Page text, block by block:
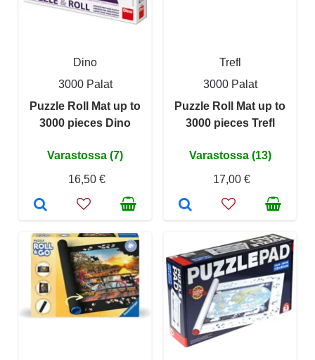
Dino
3000 Palat
Puzzle Roll Mat up to
3000 pieces Dino
Varastossa (7)
16,50 €
Trefl
3000 Palat
Puzzle Roll Mat up to
3000 pieces Trefl
Varastossa (13)
17,00 €